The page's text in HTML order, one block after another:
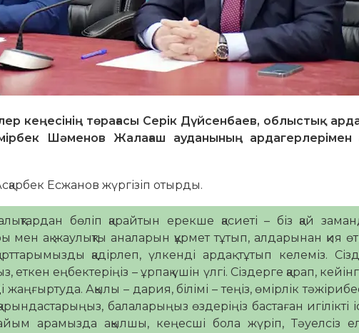
кеңесінің төрағасы Серік Дүйсенбаев, облыстық
Шәменов Жалағаш ауданының ардагерлерімен
Есжанов жүргізіп отырды.
бөліп қарайтын ерекше қасиеті – біз қай
мен ақ жаулықты аналарын құрмет тұтып, алдарынан қия
қадірлеп, үлкенді ардақ тұтып келеміз.
еңбектеріңіз – ұрпақ үшін үлгі. Сіздерге қарап,
жаңғыртуда. Ақылы – дария, білімі – теңіз, өмірлік
балаларыңыз өздеріңіз бастаған игілікті
арамызда ақылшы, кеңесші бола жүріп, Тәуелсіз